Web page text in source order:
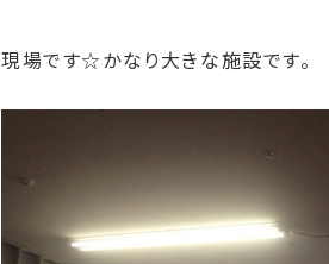
現場です☆かなり大きな施設です。